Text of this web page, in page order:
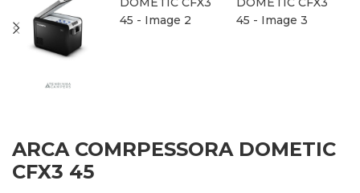
ARCA COMRPESSORA DOMETIC
CFX3 45